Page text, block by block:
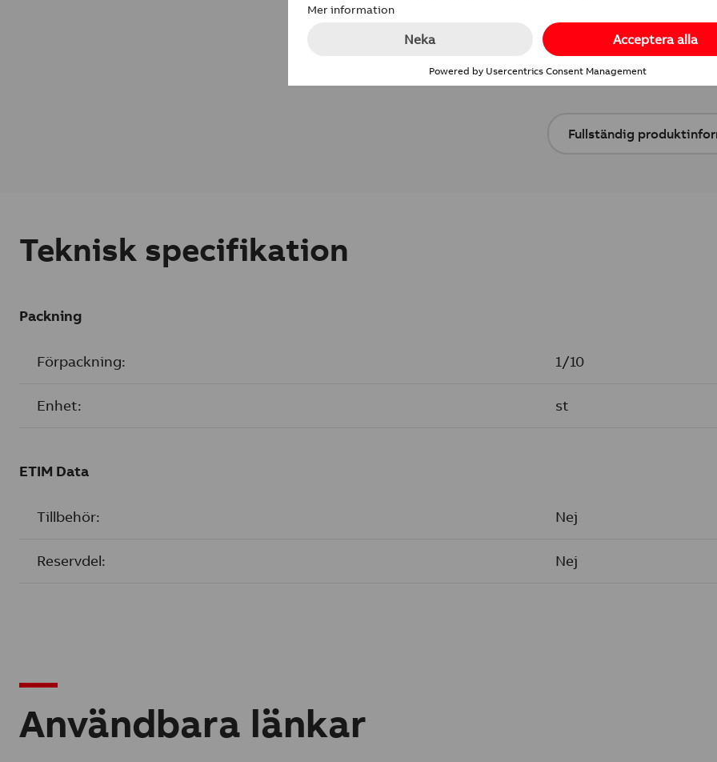
REACH Deklaration
Försäkran om
Fullständig
Teknisk specifikation
Packning
Förpackning: 1/10
Enhet: st
ETIM Data
Tillbehör: Nej
Reservdel: Nej
Användbara länkar